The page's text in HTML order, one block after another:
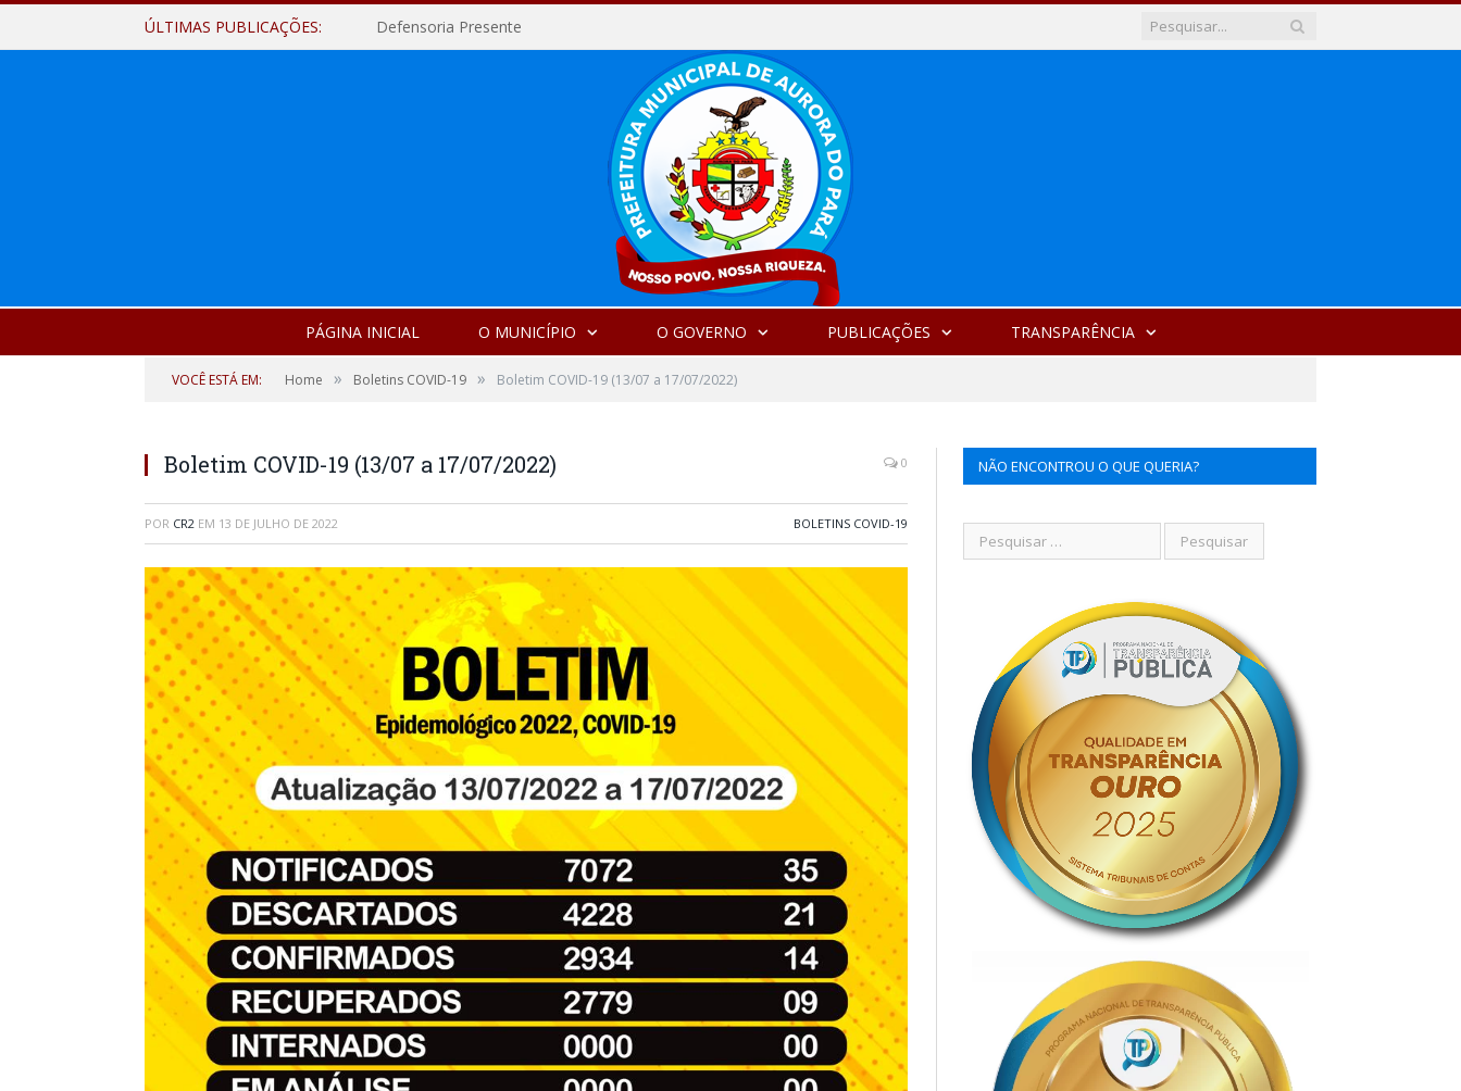
ÚLTIMAS PUBLICAÇÕES: Defensoria Presente
PÁGINA INICIAL O MUNICÍPIO O GOVERNO PUBLICAÇÕES TRANSPARÊNCIA
VOCÊ ESTÁ EM: Home » Boletins COVID-19 » Boletim COVID-19 (13/07 a 17/07/2022)
Boletim COVID-19 (13/07 a 17/07/2022) 0
POR CR2 EM 13 DE JULHO DE 2022 BOLETINS COVID-19
NÃO ENCONTROU O QUE QUERIA?